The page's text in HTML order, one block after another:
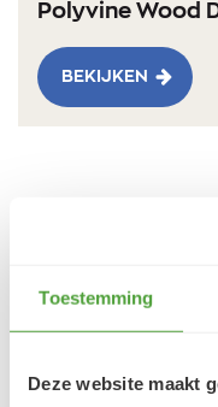
Toestemming
Deze website maakt
Polyvine Wood
BEKIJKEN
5/5